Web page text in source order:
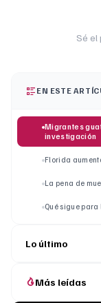
Sé el
EN ESTE
Migrantes
investigación
Florida
La pena de
Qué sigue
Lo último
Más leídas